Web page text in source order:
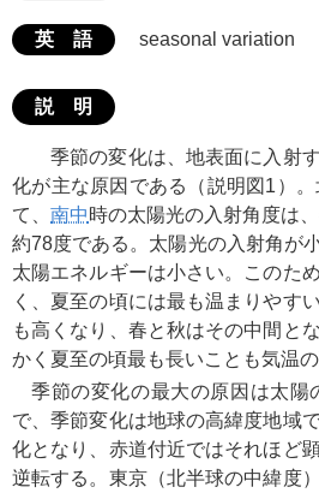
英 語 seasonal variation
説 明
季節の変化は、地表面に入射
化が主な原因である（説明図1）
て、 南中時の太陽光の入射角度は
約78度である。太陽光の入射角が
太陽エネルギーは小さい。このた
く、夏至の頃には最も温まりやす
も高くなり、春と秋はその中間と
かく夏至の頃最も長いことも気温
季節の変化の最大の原因は太
で、季節変化は地球の高緯度地域
化となり、赤道付近ではそれほど
逆転する。東京（北半球の中緯度